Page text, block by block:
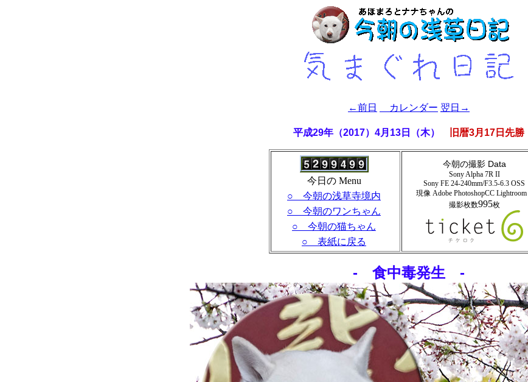
←前日 カレンダー 翌日→
平成29年（2017）4月13日（木） 旧暦3月17日先勝
今日の Menu
○ 今朝の浅草寺境内
○ 今朝のワンちゃん
○ 今朝の猫ちゃん
○ 表紙に戻る
今朝の撮影 Data
Sony Alpha 7R II
Sony FE 24-240mm/F3.5-6.3 OSS
現像 Adobe PhotoshopCC Lightroom
撮影枚数995枚
- 食中毒発生 -